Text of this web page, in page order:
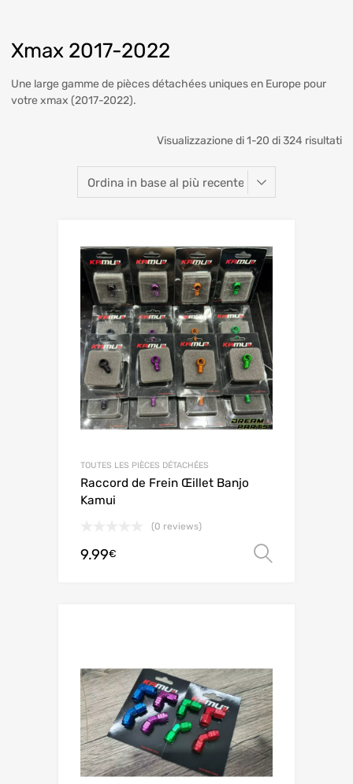
Xmax 2017-2022
Une large gamme de pièces détachées uniques en Europe pour
votre xmax (2017-2022).
Visualizzazione di 1-20 di 324 risultati
TOUTES LES PIÈCES DÉTACHÉES
Raccord de Frein Œillet Banjo
Kamui
(0 reviews)
9.99€